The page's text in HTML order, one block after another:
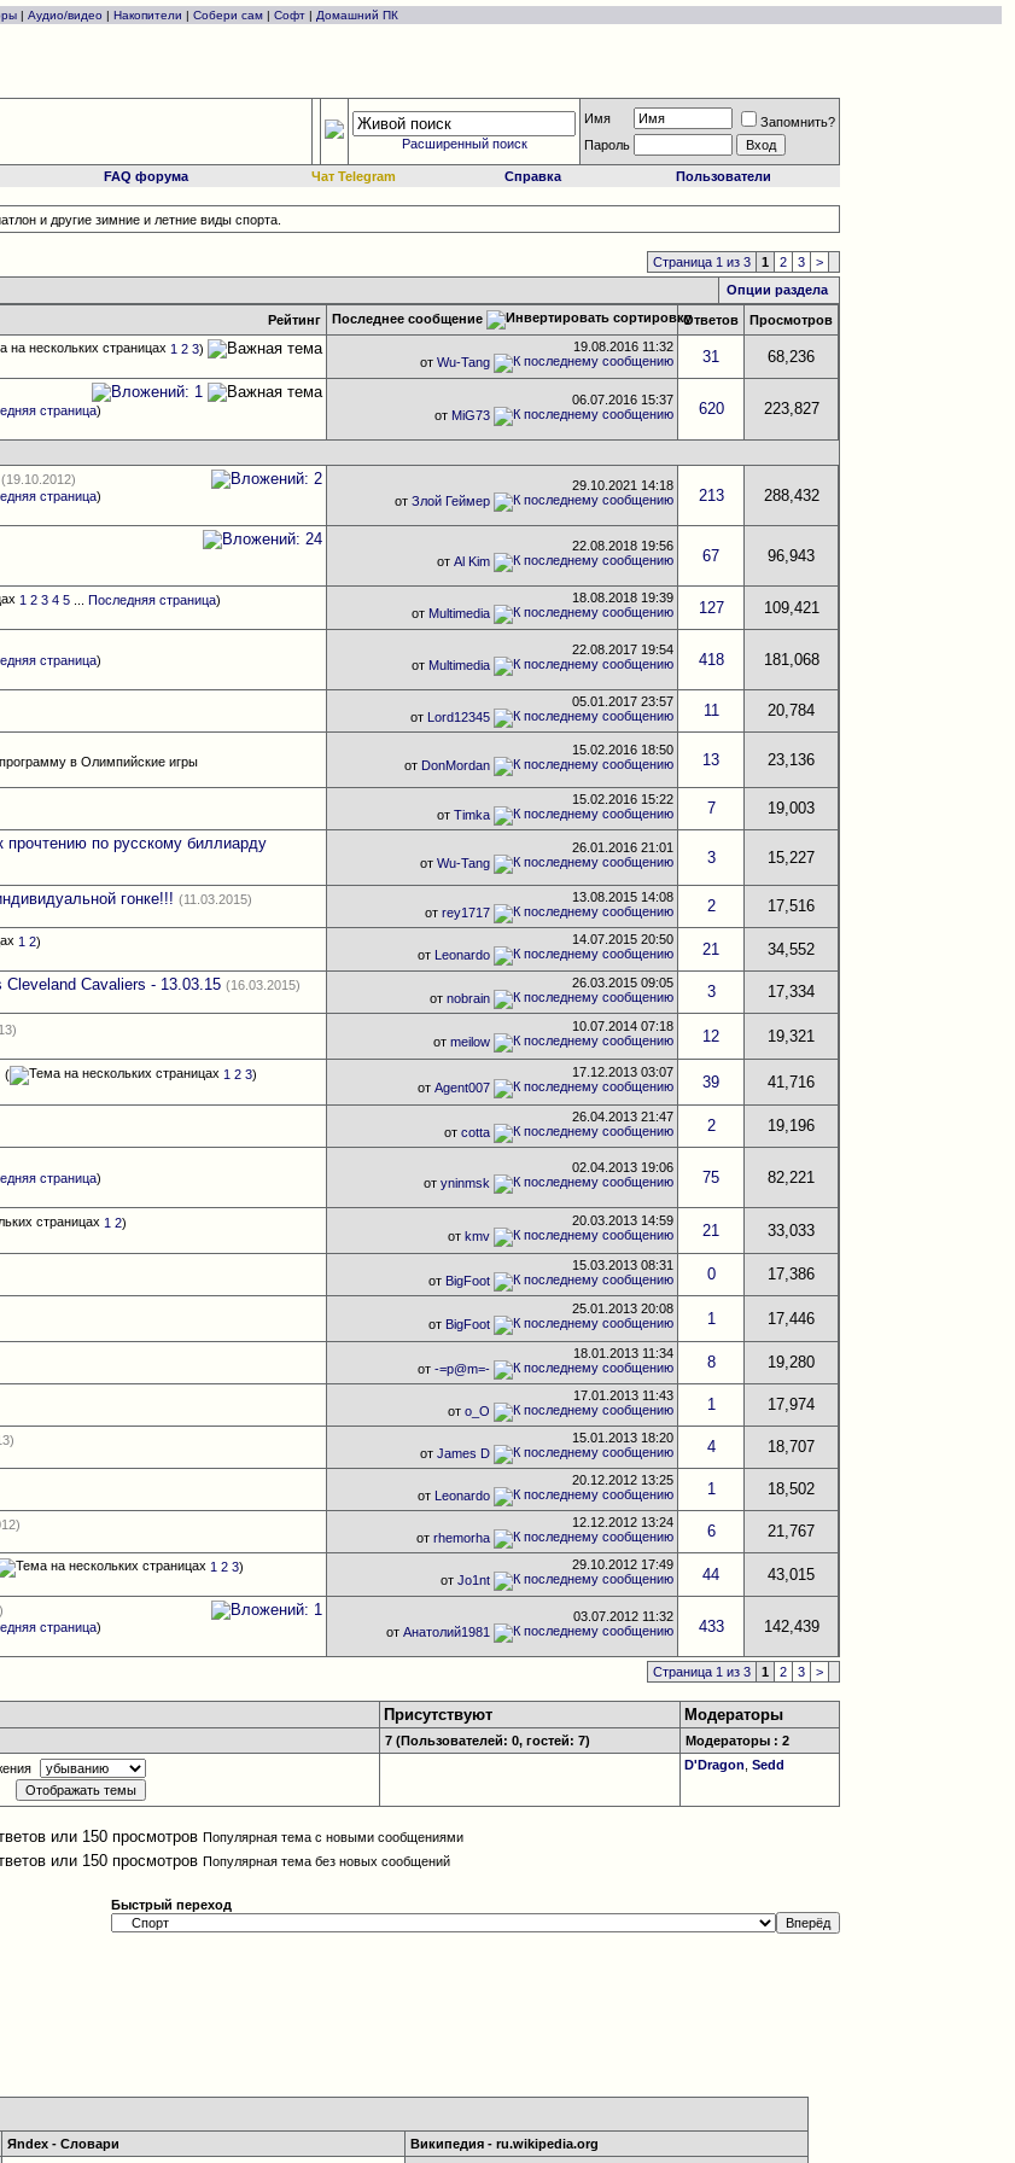
| Аудио/видео | Накопители | Собери сам | Софт | Домашний ПК
Расширенный поиск
Имя
Запомнить?
Пароль
FAQ форума Чат Telegram Справка Пользователи
и другие зимние и летние виды спорта.
Страница 1 из 3 1 2 3 >
Опции раздела
Рейтинг Последнее сообщение Ответов Просмотров
1 2 3)
19.08.2016 11:32
отWu-Tang 31
68,236
страница)
06.07.2016 15:37
от MiG73 620 223,827
(19.10.2012)
страница)
29.10.2021 14:18
отЗлой Геймер 213 288,432
22.08.2018 19:56
отAl Kim 67 96,943
1 2 3 4 5 ...Последняя страница)
18.08.2018 19:39
от Multimedia 127
109,421
страница)
22.08.2017 19:54
от Multimedia 418 181,068
05.01.201723:57
от Lord12345 11
20,784
в Олимпийские игры
15.02.2016 18:50
от DonMordan 13 23,136
15.02.2016 15:22
отTimka 7
19,003
прочтению по русскому биллиарду
26.01.201621:01
отWu-Tang 3 15,227
гонке!!! (11.03.2015)
13.08.2015 14:08
отrey1717 2
17,516
1 2)
14.07.201520:50
от Leonardo 21
34,552
Cavaliers - 13.03.15 (16.03.2015)
26.03.201509:05
отnobrain 3 17,334
10.07.201407:18
отmeilow 12 19,321
( 1 2 3)
17.12.201303:07
отAgent007 39
41,716
26.04.201321:47
отcotta 2
19,196
страница)
02.04.2013 19:06
отyninmsk 75 82,221
1 2)
20.03.2013 14:59
отkmv 21
33,033
15.03.201308:31
от BigFoot 0 17,386
25.01.201320:08
от BigFoot 1
17,446
18.01.2013 11:34
от-=p@m=- 8
19,280
17.01.2013 11:43
ото_О 1
17,974
15.01.2013 18:20
отJames D 4
18,707
20.12.2012 13:25
от Leonardo 1
18,502
12.12.2012 13:24
отrhemorha 6
21,767
1 2 3)
29.10.2012 17:49
отJo1nt 44
43,015
страница)
03.07.2012 11:32
отАнатолий1981 433 142,439
Страница 1 из 3 1 2 3 >
Присутствуют Модераторы
7 (Пользователей: 0, гостей: 7)
Модераторы : 2
D'Dragon ,Sedd
Популярная тема с новыми сообщениями
Популярная тема без новых сообщений
Быстрый переход
Яndex - Словари Википедия - ru.wikipedia.org